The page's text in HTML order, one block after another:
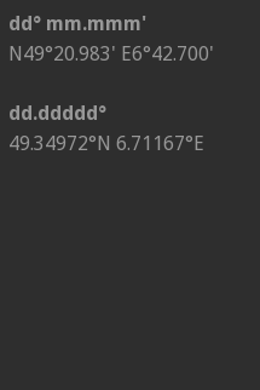
dd° mm.mmm'
N49°20.983' E6°42.700'
dd.ddddd°
49.34972°N 6.71167°E